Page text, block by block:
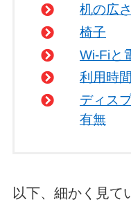
机の広
椅子
Wi-Fiと
利用時間
ディス
有無
以下、細かく見て